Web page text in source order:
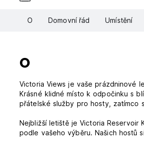
O Domovní řád Umístění
O
Victoria Views je vaše prázdninové
Krásné klidné místo k odpočinku s
přátelské služby pro hosty, zatímco
Nejbližší letiště je Victoria Reservoir
podle vašeho výběru. Našich hostů